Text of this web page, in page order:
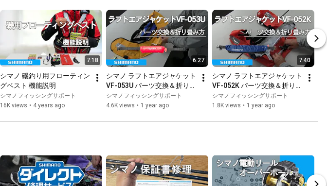
7:18
シマノ 磯釣り用フローティン
グベスト 機能説明
シマノフィッシングサポート
16K views • 4 years ago
6:27
シマノ ラフトエアジャケット
VF-053U パーツ交換＆折り畳
み方
シマノフィッシングサポート
4.6K views • 1 year ago
7:40
シマノ ラフトエアジャケット
VF-052K パーツ交換＆折り畳
み方
シマノフィッシングサポート
1.8K views • 1 year ago